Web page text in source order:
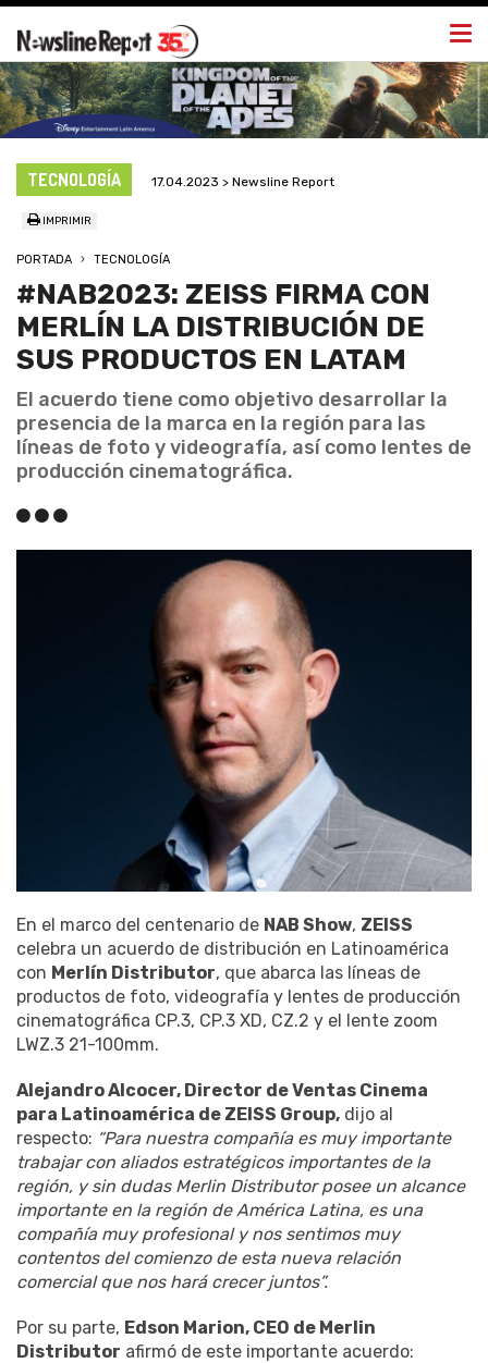
TECNOLOGÍA 17.04.2023 > Newsline Report
IMPRIMIR
PORTADA TECNOLOGÍA
#NAB2023: ZEISS FIRMA CON
MERLÍN LA DISTRIBUCIÓN DE
SUS PRODUCTOS EN LATAM
El acuerdo tiene como objetivo desarrollar la
presencia de la marca en la región para las
líneas de foto y videografía, así como lentes de
producción cinematográfica.
En el marco del centenario de NAB Show, ZEISS
celebra un acuerdo de distribución en Latinoamérica
con Merlín Distributor, que abarca las líneas de
productos de foto, videografía y lentes de producción
cinematográfica CP.3, CP.3 XD, CZ.2 y el lente zoom
LWZ.3 21-100mm.
Alejandro Alcocer, Director de Ventas Cinema
para Latinoamérica de ZEISS Group, dijo al
respecto: “Para nuestra compañía es muy importante
trabajar con aliados estratégicos importantes de la
región, y sin dudas Merlin Distributor posee un alcance
importante en la región de América Latina, es una
compañía muy profesional y nos sentimos muy
contentos del comienzo de esta nueva relación
comercial que nos hará crecer juntos”.
Por su parte, Edson Marion, CEO de Merlin
Distributor afirmó de este importante acuerdo: